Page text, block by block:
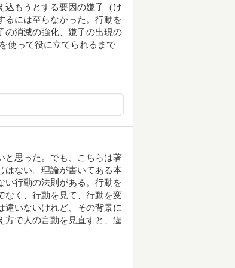
込もうとする要因の嫌子（け
るには至らなかった。行動を
の消滅の強化、嫌子の出現の
使って役に立てられるまで
と思った。でも、こちらは著
はない。理論が書いてある本
行動の法則がある。行動を
なく、行動を見て、行動を変
違いないけれど、その背景に
方で人の言動を見直すと、違